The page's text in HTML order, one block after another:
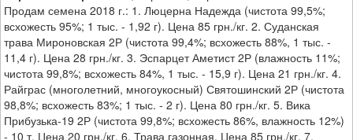
Продам семена 2018 г.: 1. Люцерна Надежда (чистота 99,5%;
всхожесть 95%; 1 тыс. - 1,92 г). Цена 85 грн./кг. 2. Суданская
трава Мироновская 2Р (чистота 99,4%; всхожесть 88%, 1 тыс. -
11,4 г). Цена 28 грн./кг. 3. Эспарцет Аметист 2Р (влажность 11%;
чистота 99,8%; всхожесть 84%, 1 тыс. - 15,9 г). Цена 21 грн./кг. 4.
Райграс (многолетний, многоукосный) Святошинский 2Р (чистота
98,8%; всхожесть 83%; 1 тыс. - 2 г). Цена 80 грн./кг. 5. Вика
Прибузька-19 2Р (чистота 99,8%; всхожесть 86%, влажность 12%)
- 10 т. Цена 20 грн./кг. 6. Трава газонная. Цена 85 грн./кг. 7.